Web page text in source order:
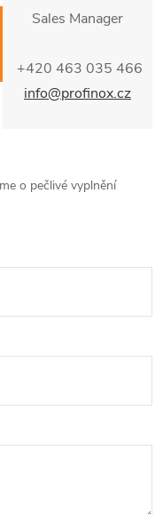
Sales Manager
+420 463 035 466
info@profinox.cz
o pečlivé vyplnění